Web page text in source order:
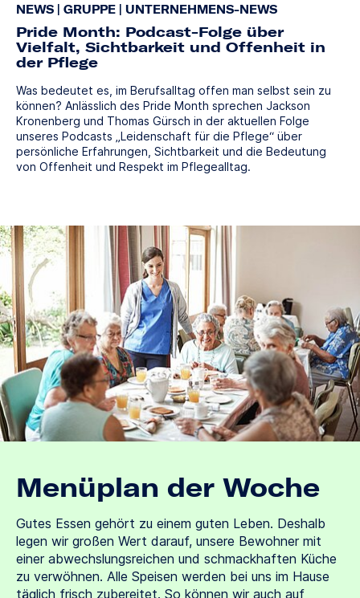
NEWS GRUPPE UNTERNEHMENS-NEWS
Pride Month: Podcast-Folge über
Vielfalt, Sichtbarkeit und Offenheit in
der Pflege
Was bedeutet es, im Berufsalltag offen man selbst sein zu
können? Anlässlich des Pride Month sprechen Jackson
Kronenberg und Thomas Gürsch in der aktuellen Folge
unseres Podcasts „Leidenschaft für die Pflege“ über
persönliche Erfahrungen, Sichtbarkeit und die Bedeutung
von Offenheit und Respekt im Pflegealltag.
Menüplan der Woche
Gutes Essen gehört zu einem guten Leben. Deshalb
legen wir großen Wert darauf, unsere Bewohner mit
einer abwechslungsreichen und schmackhaften Küche
zu verwöhnen. Alle Speisen werden bei uns im Hause
täglich frisch zubereitet. So können wir auch auf